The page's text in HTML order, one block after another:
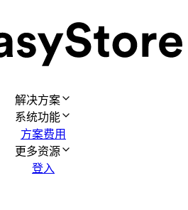
解决方案
系统功能
方案费用
更多资源
登入